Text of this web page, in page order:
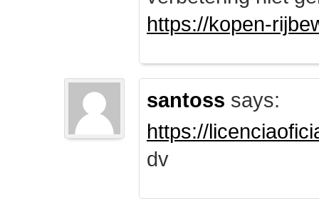
https://kopen-
santoss says:
https://
dv